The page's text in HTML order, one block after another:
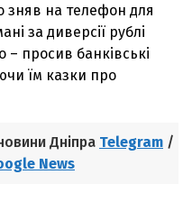
зняв на телефон для
за диверсії рублі
просив банківські
їм казки про
Дніпра Telegram /
News